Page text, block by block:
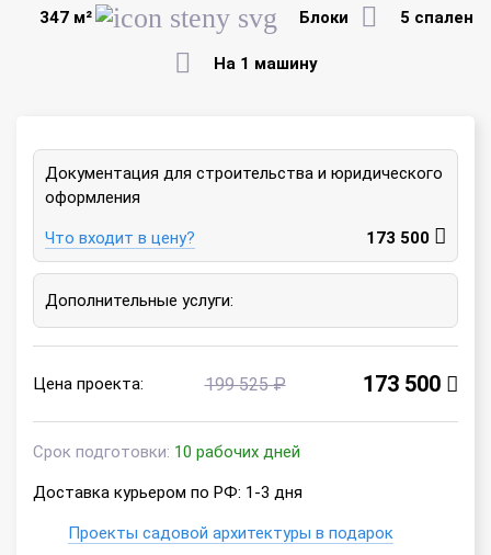
347 м² Блоки 5 спален
На 1 машину
Документация для строительства и юридического
оформления
Что входит в цену? 173 500
Дополнительные услуги:
Цена проекта: 199 525 ₽ 173 500
Срок подготовки: 10 рабочих дней
Доставка курьером по РФ: 1-3 дня
Проекты садовой архитектуры в подарок